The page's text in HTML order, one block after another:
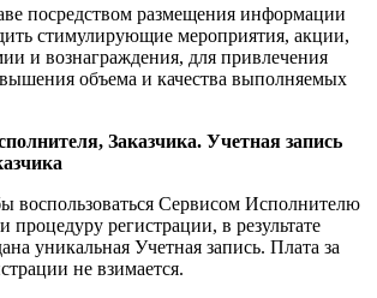
посредством размещения информации
стимулирующие мероприятия, акции,
и вознаграждения, для привлечения
объема и качества выполняемых
Заказчика. Учетная запись
воспользоваться Сервисом Исполнителю
процедуру регистрации, в результате
уникальная Учетная запись. Плата за
не взимается.